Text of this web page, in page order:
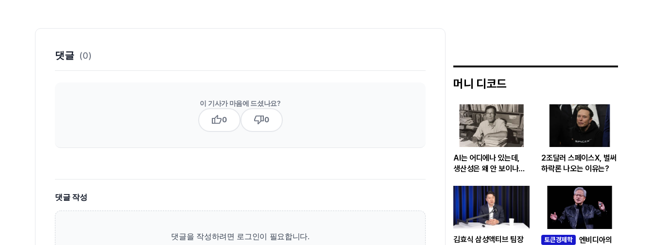
머니 디코드
AI는 어디에나 있는데,
생산성은 왜 안 보이나…
‘솔로우 패러독스’
2조달러 스페이스X, 벌써
하락론 나오는 이유는?
김효식 삼성액티브 팀장
토큰경제학
엔비디아의
댓글 (0)
이 기사가 마음에 드셨나요?
thumb_up0 thumb_down0
댓글 작성
댓글을 작성하려면 로그인이 필요합니다.